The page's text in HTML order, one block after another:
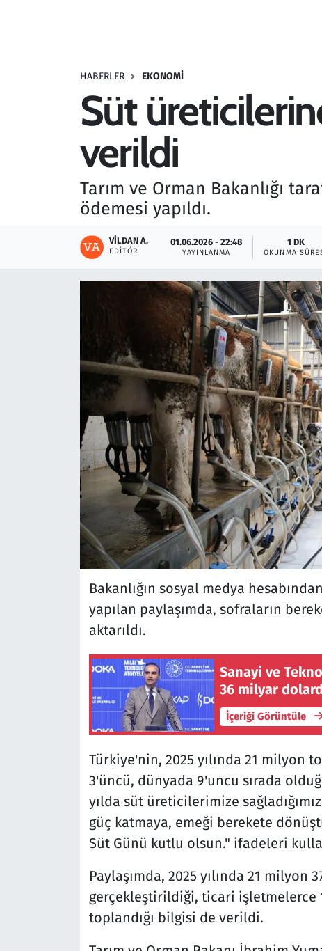
HABERLER EKONOMI
Süt
verildi
Tarım ve Orman Bakanlığı
ödemesi yapıldı.
VILDAN A.
EDITÖR
01.06.2026 - 22:48
YAYINLANMA
1 DK
OKUNMA
Bakanlığın sosyal medya
yapılan paylaşımda, sofraların
aktarıldı.
Sanayi ve
36 milyar
İçeriği Görüntüle
Türkiye'nin, 2025 yılında 21 milyon
3'üncü, dünyada 9'uncu sırada
yılda süt üreticilerimize
güç katmaya, emeği berekete
Süt Günü kutlu olsun." ifadeleri
Paylaşımda, 2025 yılında 21
gerçekleştirildiği, ticari işletmelerce
toplandığı bilgisi de verildi.
Teknoloji ve Bilim
Televizyon